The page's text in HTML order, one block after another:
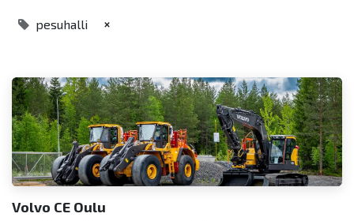
pesuhalli ×
Volvo CE Oulu